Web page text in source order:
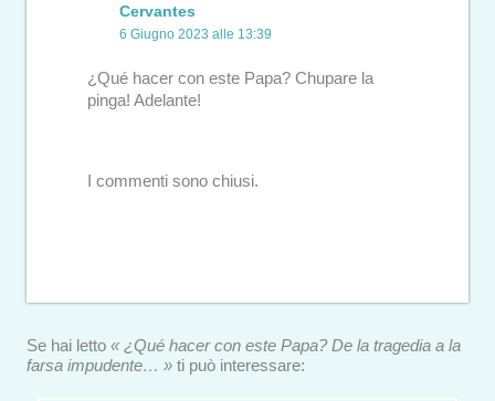
Cervantes
6 Giugno 2023 alle 13:39
¿Qué hacer con este Papa? Chupare la
pinga! Adelante!
I commenti sono chiusi.
Se hai letto « ¿Qué hacer con este Papa? De la tragedia a la
farsa impudente… » ti può interessare: